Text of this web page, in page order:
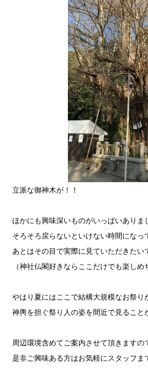
立派な御神木が！！
ほかにも興味深いものがいっぱいありま
そろそろ戻らないといけない時間になっ
あとはその目で実際に見ていただきたい
（神社仏閣好きならここだけでも楽しめ
やはり夏にはここで結構大規模なお祭り
神輿を担ぐ祭り人の姿を間近で見ること
周辺環境含めてご案内させて頂きますの
是非ご興味ある方はお気軽にスタッフま